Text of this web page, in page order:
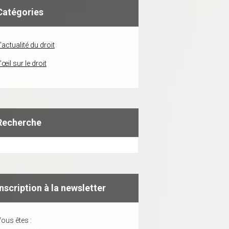
L'actualité du droit
L'œil sur le droit
à la newsletter
êtes :